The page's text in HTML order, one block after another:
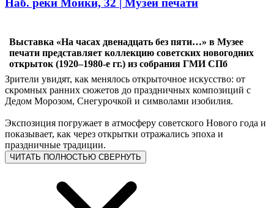
Наб. реки Мойки, 32 | Музей печати
Выставка «На часах двенадцать без пяти…» в Музее
печати представляет коллекцию советских новогодних
открыток (1920–1980‑е гг.) из собрания ГМИ СПб
Зрители увидят, как менялось открыточное искусство: от
скромных ранних сюжетов до праздничных композиций с
Дедом Морозом, Снегурочкой и символами изобилия.
Экспозиция погружает в атмосферу советского Нового года и
показывает, как через открытки отражались эпоха и
праздничные традиции.
ЧИТАТЬ ПОЛНОСТЬЮ СВЕРНУТЬ